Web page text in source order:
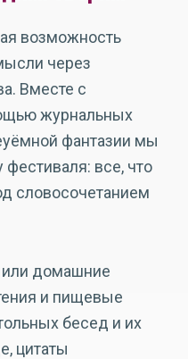
возможность
через
Вместе с
журнальных
фантазии мы
все, что
словосочетанием
или домашние
и пищевые
бесед и их
цитаты